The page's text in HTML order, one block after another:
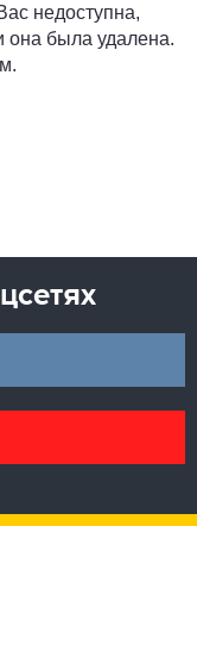
недоступна,
она была удалена.